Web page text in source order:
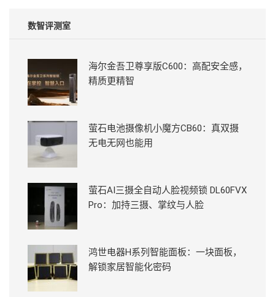
数智评测室
海尔金吾卫尊享版C600：高配安全感，
精质更精智
萤石电池摄像机小魔方CB60：真双摄
无电无网也能用
萤石AI三摄全自动人脸视频锁 DL60FVX
Pro：加持三摄、掌纹与人脸
鸿世电器H系列智能面板：一块面板，
解锁家居智能化密码